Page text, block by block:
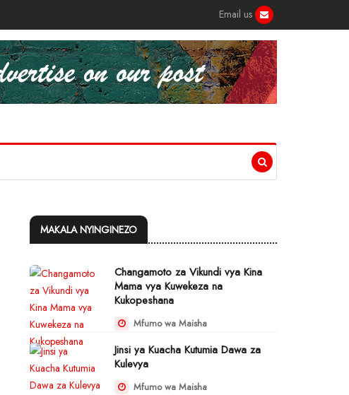
Email us
MAKALA NYINGINEZO
Changamoto za Vikundi vya Kina
Mama vya Kuwekeza na
Kukopeshana
Mfumo wa Maisha
Jinsi ya Kuacha Kutumia Dawa za
Kulevya
Mfumo wa Maisha